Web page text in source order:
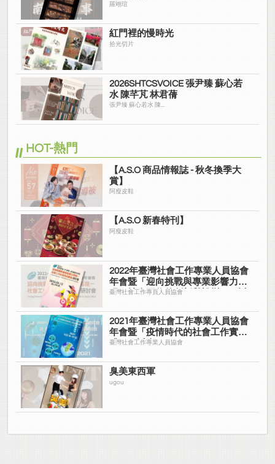
羅翊瑄
紅門裡的慢時光
拾光切片
2026SHTCSVOICE 張尹臻 蘇心若
水 陳芊芃 林君蒨
張尹臻 蘇心若水 陳...
HOT-熱門
【A.S.O 商品情報誌 - 秋冬換季大
賞】
阿瘦皮鞋
【A.S.O 新春特刊】
阿瘦皮鞋
2022年臺灣社會工作專業人員協會
年會暨「迎向挑戰與專業影響力再
現－社會工作的創新與蛻變」研討
臺灣社會工作專頁人員協會
2021年臺灣社會工作專業人員協會
年會暨「疫情時代的社會工作實
踐」研討會
臺灣社會工作專業人員協會
臭美東西軍
ugou